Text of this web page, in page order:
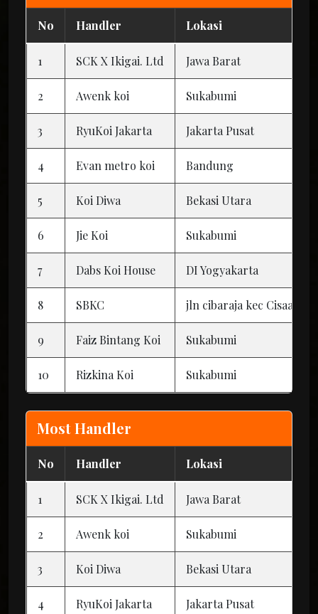
No Handler Lokasi
1 SCK X Ikigai. Ltd Jawa Barat
2 Awenk koi Sukabumi
3 RyuKoi Jakarta Jakarta Pusat
4 Evan metro koi Bandung
5 Koi Diwa Bekasi Utara
6 Jie Koi Sukabumi
7 Dabs Koi House DI Yogyakarta
8 SBKC jln cibaraja kec Cisaat
9 Faiz Bintang Koi Sukabumi
10 Rizkina Koi Sukabumi
Most Handler
No Handler Lokasi
1 SCK X Ikigai. Ltd Jawa Barat
2 Awenk koi Sukabumi
3 Koi Diwa Bekasi Utara
4 RyuKoi Jakarta Jakarta Pusat